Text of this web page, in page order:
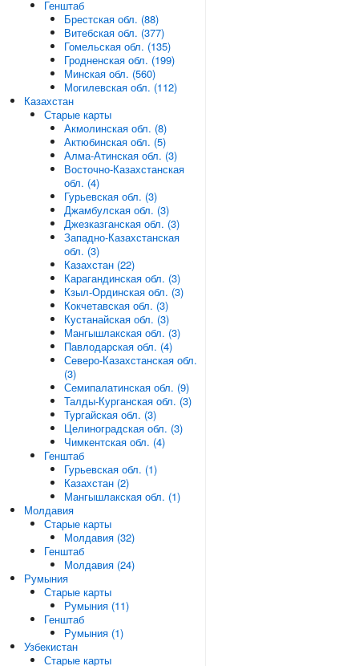
Генштаб
Брестская обл. (88)
Витебская обл. (377)
Гомельская обл. (135)
Гродненская обл. (199)
Минская обл. (560)
Могилевская обл. (112)
Казахстан
Старые карты
Акмолинская обл. (8)
Актюбинская обл. (5)
Алма-Атинская обл. (3)
Восточно-Казахстанская
обл. (4)
Гурьевская обл. (3)
Джамбулская обл. (3)
Джезказганская обл. (3)
Западно-Казахстанская
обл. (3)
Казахстан (22)
Карагандинская обл. (3)
Кзыл-Ординская обл. (3)
Кокчетавская обл. (3)
Кустанайская обл. (3)
Мангышлакская обл. (3)
Павлодарская обл. (4)
Северо-Казахстанская обл.
(3)
Семипалатинская обл. (9)
Талды-Курганская обл. (3)
Тургайская обл. (3)
Целиноградская обл. (3)
Чимкентская обл. (4)
Генштаб
Гурьевская обл. (1)
Казахстан (2)
Мангышлакская обл. (1)
Молдавия
Старые карты
Молдавия (32)
Генштаб
Молдавия (24)
Румыния
Старые карты
Румыния (11)
Генштаб
Румыния (1)
Узбекистан
Старые карты